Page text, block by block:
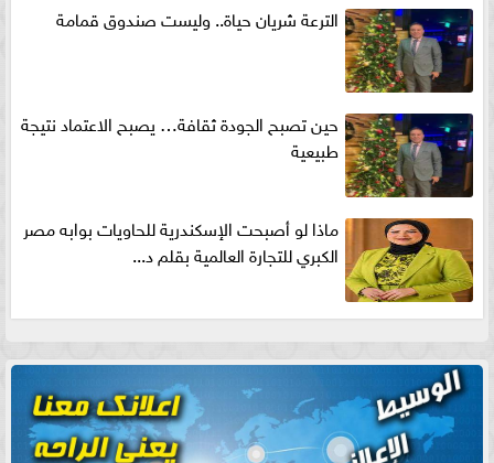
الترعة شريان حياة.. وليست صندوق قمامة
حين تصبح الجودة ثقافة… يصبح الاعتماد نتيجة
طبيعية
ماذا لو أصبحت الإسكندرية للحاويات بوابه مصر
الكبري للتجارة العالمية بقلم د...